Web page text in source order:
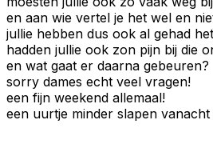
en aan wie vertel je het wel en
jullie hebben dus ook al gehad
hadden jullie ook zon pijn bij die
en wat gaat er daarna gebeuren?
sorry dames echt veel vragen!
een fijn weekend allemaal!
een uurtje minder slapen